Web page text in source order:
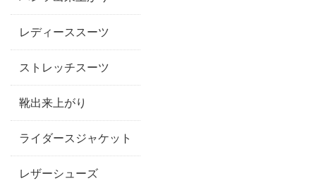
レディーススーツ
ストレッチスーツ
靴出来上がり
ライダースジャケット
レザーシューズ